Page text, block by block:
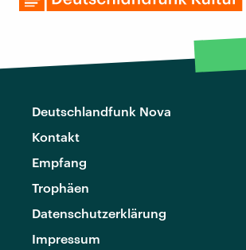
Deutschlandfunk Nova
Kontakt
Empfang
Trophäen
Datenschutzerklärung
Impressum